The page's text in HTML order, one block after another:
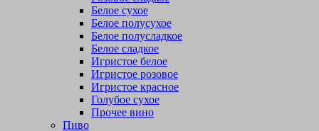
Белое сухое
Белое полусухое
Белое полусладкое
Белое сладкое
Игристое белое
Игристое розовое
Игристое красное
Голубое сухое
Прочее вино
Пиво